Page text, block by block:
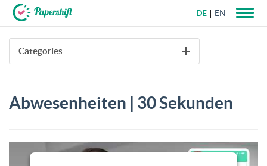
+49 721 50 95 79 69
DE EN
Categories
Abwesenheiten | 30 Sekunden